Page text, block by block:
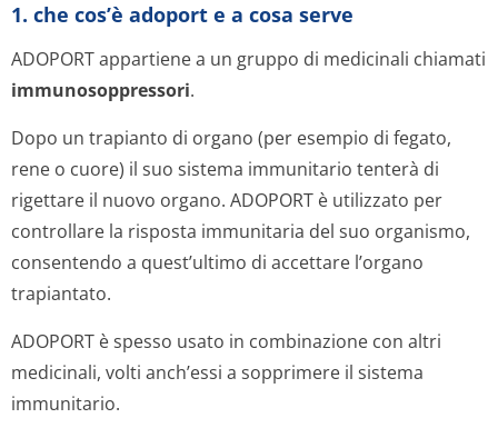
1. che cos’è adoport e a cosa serve
ADOPORT appartiene a un gruppo di medicinali chiamati
immunosoppres­sori.
Dopo un trapianto di organo (per esempio di fegato,
rene o cuore) il suo sistema immunitario tenterà di
rigettare il nuovo organo. ADOPORT è utilizzato per
controllare la risposta immunitaria del suo organismo,
consentendo a quest’ultimo di accettare l’organo
trapiantato.
ADOPORT è spesso usato in combinazione con altri
medicinali, volti anch’essi a sopprimere il sistema
immunitario.